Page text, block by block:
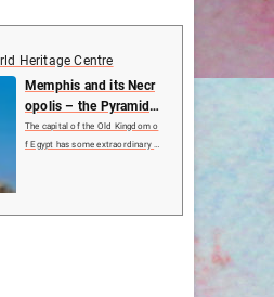
Heritage Centre
Memphis and its Necr
opolis – the Pyramid
Fields from Giza to Da
hshur
The capital of the Old Kingdom o
f Egypt has some extraordinary f
s, the site was considered one of